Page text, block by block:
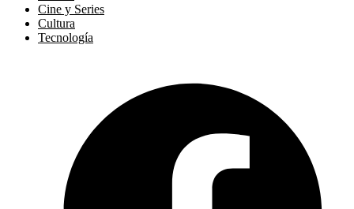
Cine y Series
Cultura
Tecnología